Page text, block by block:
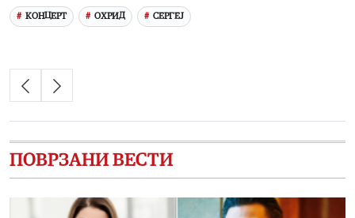
КОНЦЕРТ ОХРИД СЕРГЕЈ
ПОВРЗАНИ ВЕСТИ